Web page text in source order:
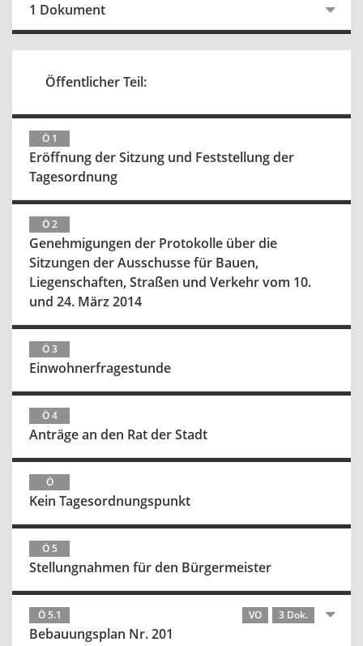
1 Dokument
Öffentlicher Teil:
Ö 1
Eröffnung der Sitzung und Feststellung der
Tagesordnung
Ö 2
Genehmigungen der Protokolle über die
Sitzungen der Ausschusse für Bauen,
Liegenschaften, Straßen und Verkehr vom 10.
und 24. März 2014
Ö 3
Einwohnerfragestunde
Ö 4
Anträge an den Rat der Stadt
Ö
Kein Tagesordnungspunkt
Ö 5
Stellungnahmen für den Bürgermeister
Ö 5.1 VO 3 Dok.
Bebauungsplan Nr. 201